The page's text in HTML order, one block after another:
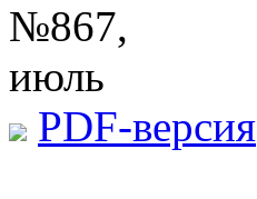
№867,
июль
PDF-версия